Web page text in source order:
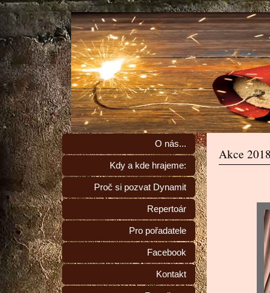
O nás...
Kdy a kde hrajeme:
Proč si pozvat Dynamit
Repertoár
Pro pořadatele
Facebook
Kontakt
Akce